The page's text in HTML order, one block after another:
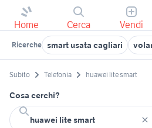
Home Cerca Vendi
Ricerche smart usata cagliari
Subito Telefonia huawei lite smart
Cosa cerchi?